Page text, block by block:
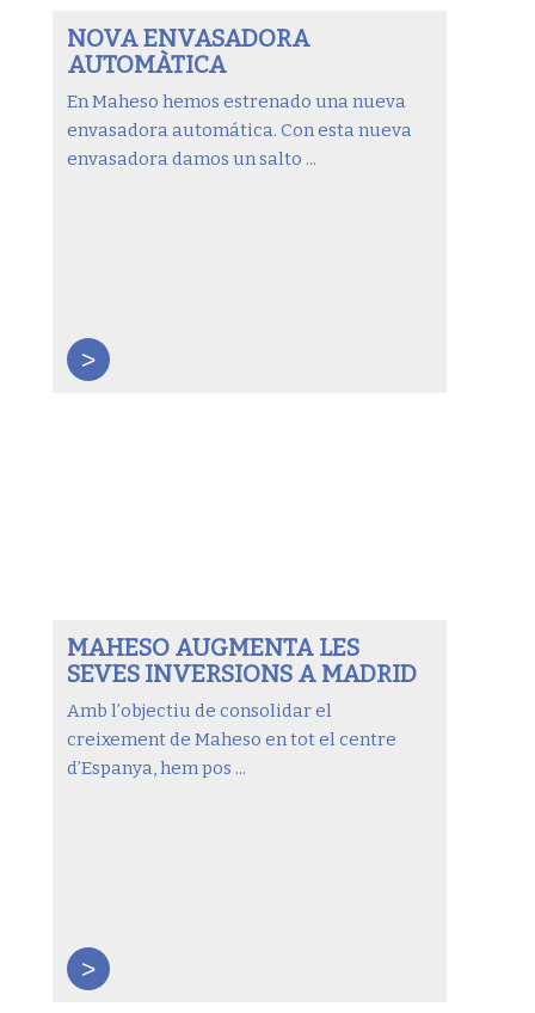
NOVA ENVASADORA
AUTOMÀTICA
En Maheso hemos estrenado una nueva
envasadora automática. Con esta nueva
envasadora damos un salto ...
>
MAHESO AUGMENTA LES
SEVES INVERSIONS A MADRID
Amb l’objectiu de consolidar el
creixement de Maheso en tot el centre
d’Espanya, hem pos ...
>